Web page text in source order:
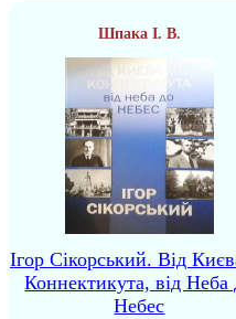
Шпака І. В.
Ігор Сікорський. Від
Коннектикута, від Неба
Небес